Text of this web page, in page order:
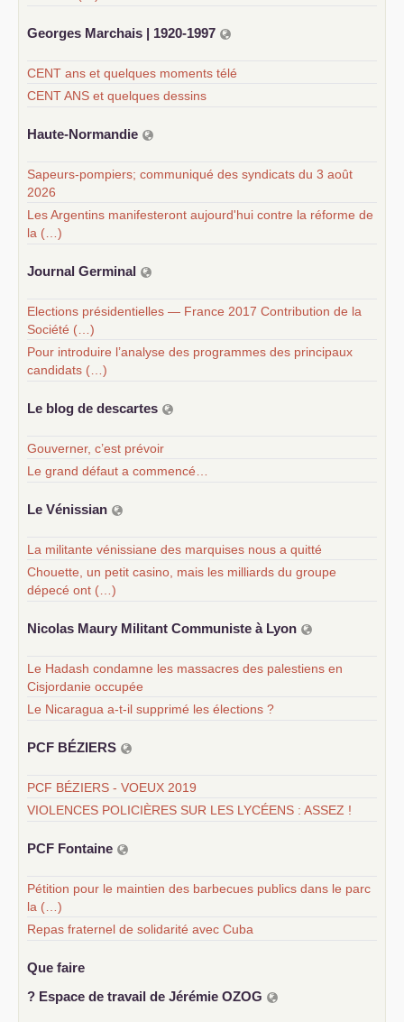
Georges Marchais | 1920-1997
CENT ans et quelques moments télé
CENT ANS et quelques dessins
Haute-Normandie
Sapeurs-pompiers; communiqué des syndicats du 3 août
2026
Les Argentins manifesteront aujourd'hui contre la réforme de
la (…)
Journal Germinal
Elections présidentielles — France 2017 Contribution de la
Société (…)
Pour introduire l’analyse des programmes des principaux
candidats (…)
Le blog de descartes
Gouverner, c’est prévoir
Le grand défaut a commencé…
Le Vénissian
La militante vénissiane des marquises nous a quitté
Chouette, un petit casino, mais les milliards du groupe
dépecé ont (…)
Nicolas Maury Militant Communiste à Lyon
Le Hadash condamne les massacres des palestiens en
Cisjordanie occupée
Le Nicaragua a-t-il supprimé les élections ?
PCF BÉZIERS
PCF BÉZIERS - VOEUX 2019
VIOLENCES POLICIÈRES SUR LES LYCÉENS : ASSEZ !
PCF Fontaine
Pétition pour le maintien des barbecues publics dans le parc
la (…)
Repas fraternel de solidarité avec Cuba
Que faire
? Espace de travail de Jérémie OZOG